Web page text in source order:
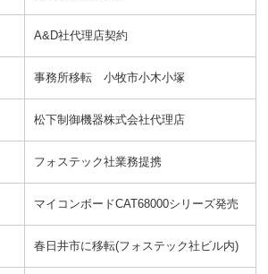
A&D社代理店契約
事務所移転 小牧市小木小塚
松下制御機器株式会社代理店
フォステック社業務提携
マイコンボードCAT68000シリーズ発売
春日井市に移転(フォステック社ビル内)